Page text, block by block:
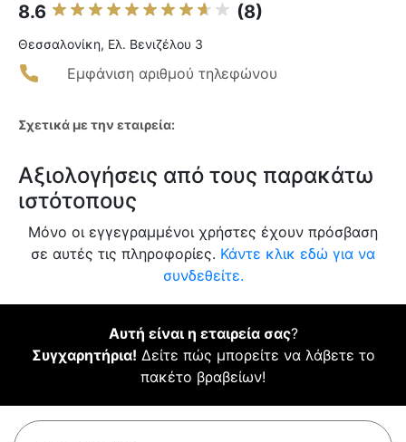
8.6 (8)
Θεσσαλονίκη, Ελ. Βενιζέλου 3
Εμφάνιση αριθμού τηλεφώνου
Σχετικά με την εταιρεία:
Αξιολογήσεις από τους παρακάτω
ιστότοπους
Μόνο οι εγγεγραμμένοι χρήστες έχουν πρόσβαση
σε αυτές τις πληροφορίες. Κάντε κλικ εδώ για να
συνδεθείτε.
Αυτή είναι η εταιρεία σας?
Συγχαρητήρια! Δείτε πώς μπορείτε να λάβετε το
πακέτο βραβείων!